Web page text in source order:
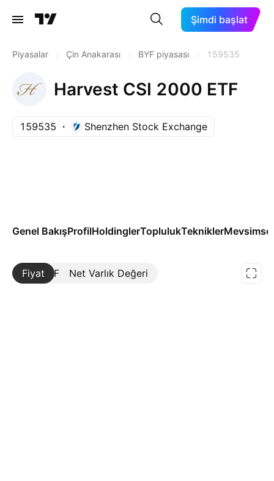
Şimdi başlat
Piyasalar Çin Anakarası BYF piyasası 159535
Harvest CSI 2000 ETF
159535 Shenzhen Stock Exchange
Genel BakışProfilHoldinglerToplulukTeknikler
Fiyat Net Varlık Değeri
Daha Fazla